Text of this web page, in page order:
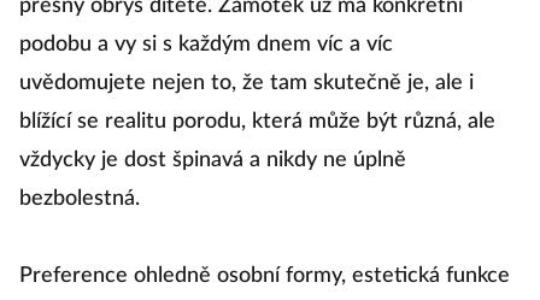
přesný obrys dítěte. Zámotek už má konkrétní
podobu a vy si s každým dnem víc a víc
uvědomujete nejen to, že tam skutečně je, ale i
blížící se realitu porodu, která může být různá, ale
vždycky je dost špinavá a nikdy ne úplně
bezbolestná.
Preference ohledně osobní formy, estetická funkce